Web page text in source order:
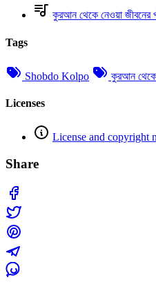
কুরআন থেকে নেওয়া জীবনের
Tags
Shobdo Kolpo কুরআন থেকে
Licenses
License and copyright
Share